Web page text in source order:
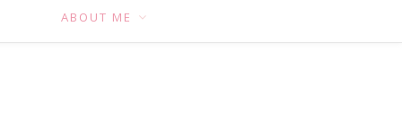
ABOUT ME